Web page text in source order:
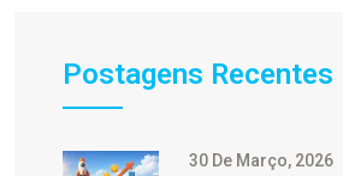
Postagens Recentes
30 De Março, 2026